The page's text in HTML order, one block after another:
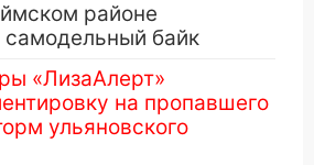
районе
самодельный байк
«ЛизаАлерт»
на пропавшего
ульяновского